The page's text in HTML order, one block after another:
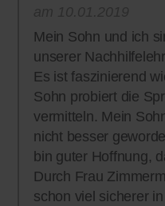
Mein Sohn und ich
unserer
Es ist faszinierend
Sohn probiert die
vermitteln. Mein
nicht besser
bin guter Hoffnung,
Durch Frau
schon viel sicherer